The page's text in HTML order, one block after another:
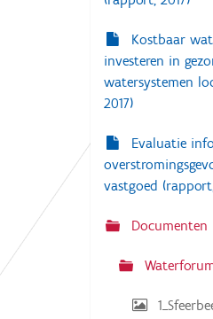
Kostbaar
investeren in
watersystemen
2017)
Evaluatie
vastgoed
Documenten